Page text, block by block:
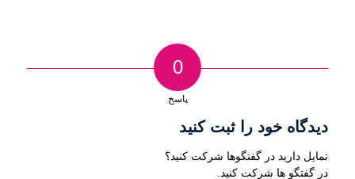
0
پاسخ
دیدگاه خود را ثبت کنید
تمایل دارید در گفتگوها شرکت کنید؟
در گفتگو ها شرکت کنید.